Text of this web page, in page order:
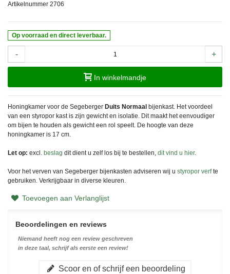
Artikelnummer 2706
Op voorraad en direct leverbaar.
- +
In winkelmandje
Honingkamer voor de Segeberger Duits Normaal bijenkast. Het voordeel
van een styropor kast is zijn gewicht en isolatie. Dit maakt het eenvoudiger
om bijen te houden als gewicht een rol speelt. De hoogte van deze
honingkamer is 17 cm.
Let op: excl. beslag dit dient u zelf los bij te bestellen, dit vind u hier.
Voor het verven van Segeberger bijenkasten adviseren wij u styropor verfte
gebruiken. Verkrijgbaar in diverse kleuren.
Toevoegen aan Verlanglijst
Beoordelingen en reviews
Niemand heeft nog een review geschreven
in deze taal, schrijf als eerste een review!
Scoor en of schrijf een beoordeling